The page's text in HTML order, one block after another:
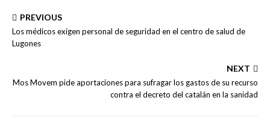
PREVIOUS
Los médicos exigen personal de seguridad en el centro de salud de
Lugones
NEXT
Mos Movem pide aportaciones para sufragar los gastos de su recurso
contra el decreto del catalán en la sanidad